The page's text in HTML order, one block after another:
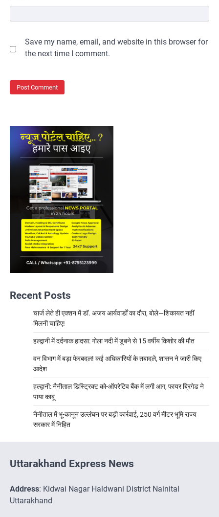
Save my name, email, and website in this browser for
the next time I comment.
Recent Posts
चार्ज लेते ही एक्शन में डॉ. अजय आर्यवार्डों का दौरा, बोले—शिकायत नहीं
मिलनी चाहिए!
हल्द्वानी में दर्दनाक हादसा: गोला नदी में डूबने से 15 वर्षीय किशोर की मौत
वन विभाग में बड़ा फेरबदल! कई अधिकारियों के तबादले, शासन ने जारी किए
आदेश
हल्द्वानी: नैनीताल डिस्ट्रिक्ट को-ऑपरेटिव बैंक में लगी आग, फायर ब्रिगेड ने
पाया काबू
नैनीताल में भू-कानून उल्लंघन पर बड़ी कार्रवाई, 250 वर्ग मीटर भूमि राज्य
सरकार में निहित
Uttarakhand Express News
Address: Kidwai Nagar Haldwani District Nainital
Uttarakhand